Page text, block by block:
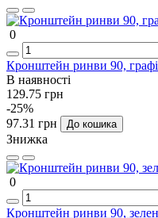
0
Кронштейн ринви 90,
В наявності
129.75 грн
-25%
97.31 грн
До кошика
Знижка
0
Кронштейн ринви 90,